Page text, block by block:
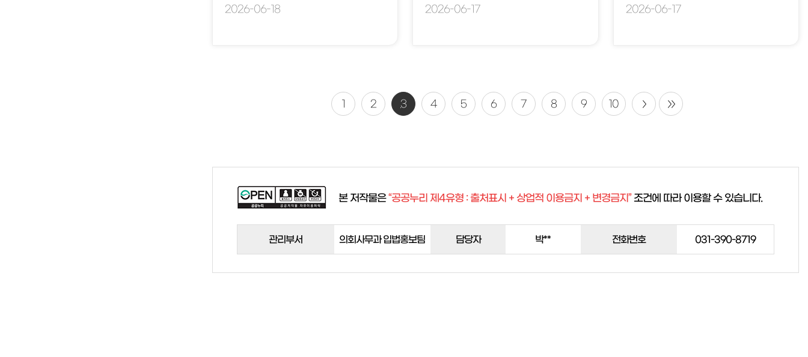
2026-06-18 2026-06-17 2026-06-17
1 2 3 4 5 6 7 8 9 10
본 저작물은“공공누리 제4유형 : 출처표시 + 상업적 이용금지 + 변경금지”조건에 따라 이용할 수 있습니다.
관리부서 의회사무과 입법홍보팀 담당자 박** 전화번호 031-390-8719